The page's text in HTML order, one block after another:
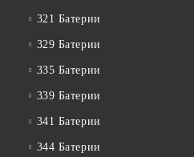
321 Батерии
329 Батерии
335 Батерии
339 Батерии
341 Батерии
344 Батерии